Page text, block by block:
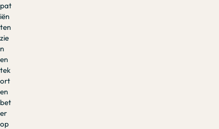
pat
iën
ten
zie
n
en
tek
ort
en
bet
er
op